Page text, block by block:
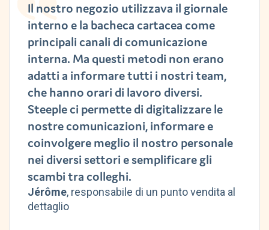
Il nostro negozio utilizzava il giornale
interno e la bacheca cartacea come
principali canali di comunicazione
interna. Ma questi metodi non erano
adatti a informare tutti i nostri team,
che hanno orari di lavoro diversi.
Steeple ci permette di digitalizzare le
nostre comunicazioni, informare e
coinvolgere meglio il nostro personale
nei diversi settori e semplificare gli
scambi tra colleghi.
Jérôme, responsabile di un punto vendita al
dettaglio